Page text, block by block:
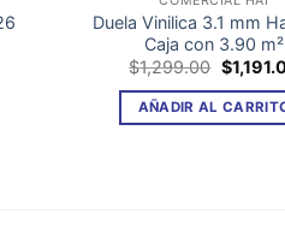
Duela Vinilica 3.1 mm
Caja con 3.90 m²
$1,299.00 El
precio
original
era:
$
AÑADIR AL